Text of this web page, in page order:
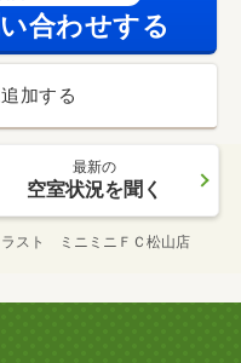
合わせする
加する
最新の
空室状況を聞く
スト ミニミニＦＣ松山店